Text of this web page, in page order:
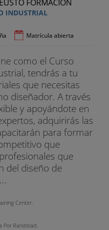
ventajas y
Losestilos de
sobre su
Maniquíes fantasía.
prendas deportivas o
vestidossin cortar
Modelos de faldas.
del
INDUSTRIAL
Matrícula abierta
como el Curso
tendrás a tu
que necesitas
diseñador. A través
y apoyándote en
adquirirás las
para formar
que
que
del diseño de
Center.
Por Randstad.